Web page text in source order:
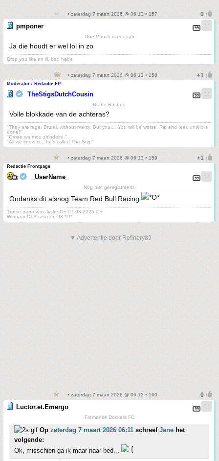
• zaterdag 7 maart 2026 @ 06:13 • 157
pmponer
One Punch is enough
Ja die houdt er wel lol in zo
Drop you like an ill, bad habit
• zaterdag 7 maart 2026 @ 06:13 • 158
Moderator / Redactie FP
TheStigsDutchCousin
Brabo Bastard
Volle blokkade van de achteras?
"They are rage. Brutal, without mercy. But you.... You will be worse. Rip and tear, until it is
done!"
"Omae wa mou shindeiru."
"All we know is... he's called The Stig!"
• zaterdag 7 maart 2026 @ 06:13 • 159
Redactie Frontpage
_UserName_
Nog niet geregistreerd.
Ondanks dit alsnog Team Red Bull Racing
Trotse papa van Jyske O+ 07-03-2025 O+
Winnaar DTS seizoen 93 *O*
▼ Advertentie door Refinery89
• zaterdag 7 maart 2026 @ 06:13 • 160
Luctor.et.Emergo
Fremantle Dockers FC
Op zaterdag 7 maart 2026 06:11 schreef Jane het
volgende:
Ok, misschien ga ik maar naar bed...